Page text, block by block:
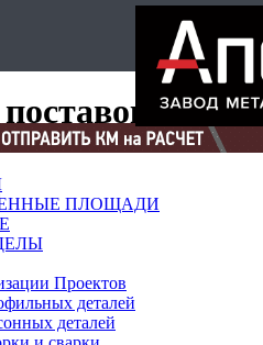
ПЛОЩАДИ
Проектов
деталей
деталей